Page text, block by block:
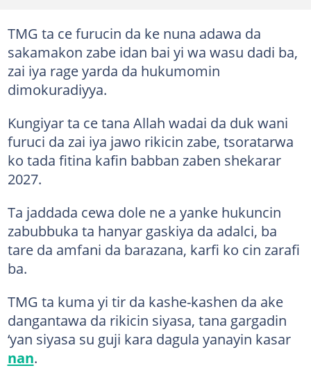
TMG ta ce furucin da ke nuna adawa da
sakamakon zabe idan bai yi wa wasu dadi ba,
zai iya rage yarda da hukumomin
dimokuradiyya.
Kungiyar ta ce tana Allah wadai da duk wani
furuci da zai iya jawo rikicin zabe, tsoratarwa
ko tada fitina kafin babban zaben shekarar
2027.
Ta jaddada cewa dole ne a yanke hukuncin
zabubbuka ta hanyar gaskiya da adalci, ba
tare da amfani da barazana, karfi ko cin zarafi
ba.
TMG ta kuma yi tir da kashe-kashen da ake
dangantawa da rikicin siyasa, tana gargadin
‘yan siyasa su guji kara dagula yanayin kasar
nan.